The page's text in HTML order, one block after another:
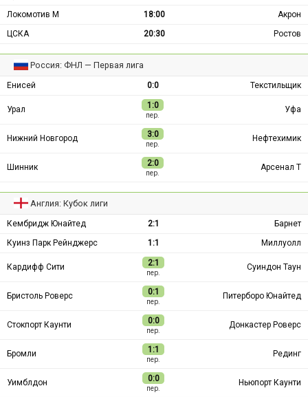
Локомотив М
18:00
Акрон
ЦСКА
20:30 Ростов
Россия: ФНЛ — Первая лига
Енисей 0:0 Текстильщик
Урал 1:0
пер.
Уфа
Нижний Новгород 3:0
пер.
Нефтехимик
Шинник 2:0
пер.
Арсенал Т
Англия: Кубок лиги
Кембридж Юнайтед 2:1
Барнет
Куинз Парк Рейнджерс
1:1 Миллуолл
Кардифф Сити 2:1
пер.
Суиндон Таун
Бристоль Роверс 0:1
пер.
Питерборо Юнайтед
Стокпорт Каунти 0:0
пер.
Донкастер Роверс
Бромли 1:1
пер.
Рединг
Уимблдон 0:0
пер.
Ньюпорт Каунти